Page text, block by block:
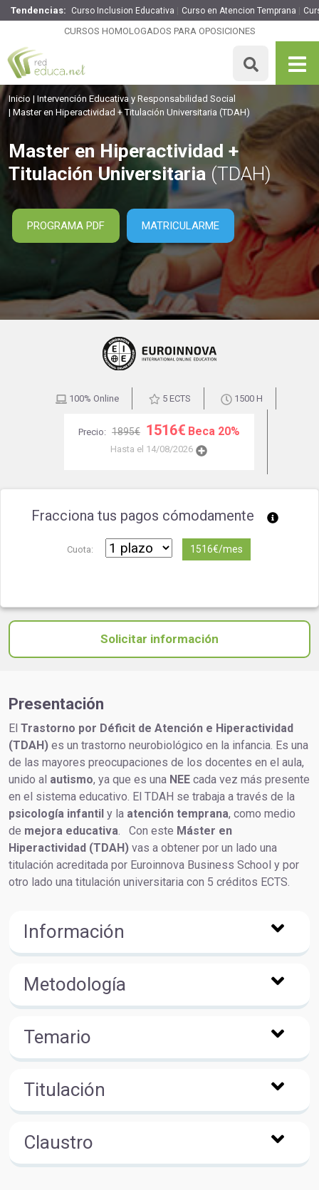
Tendencias: Curso Inclusion Educativa Curso en Atencion Temprana
CURSOS HOMOLOGADOS PARA OPOSICIONES
Master en Hiperactividad + Titulación Universitaria
Inicio
Intervención Educativa y Responsabilidad Social
Master en Hiperactividad + Titulación Universitaria (TDAH)
Master en Hiperactividad +
Titulación Universitaria (TDAH)
PROGRAMA PDF MATRICULARME
100% Online 5 ECTS 1500 H
Precio: 1895€ 1516€ Beca 20%
Hasta el 14/08/2026
Fracciona tus pagos cómodamente
Cuota: 1516€/mes
Solicitar información
Presentación
El Trastorno por Déficit de Atención e Hiperactividad
(TDAH) es un trastorno neurobiológico en la infancia. Es una
de las mayores preocupaciones de los docentes en el aula,
unido al autismo, ya que es una NEE cada vez más presente
en el sistema educativo. El TDAH se trabaja a través de la
psicología infantil y la atención temprana, como medio
de mejora educativa. Con este Máster en
Hiperactividad (TDAH) vas a obtener por un lado una
titulación acreditada por Euroinnova Business School y por
otro lado una titulación universitaria con 5 créditos ECTS.
Información
Metodología
Temario
Titulación
Claustro